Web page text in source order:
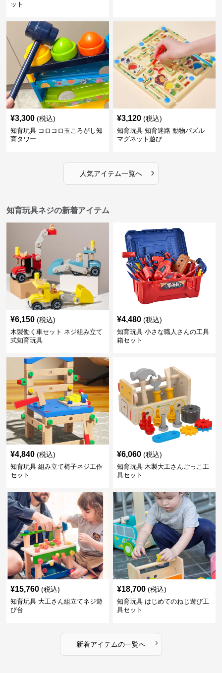
ット
¥3,300 (税込)
知育玩具 コロコロ玉ころがし知
育タワー
¥3,120 (税込)
知育玩具 知育迷路 動物パズル
マグネット遊び
人気アイテム一覧へ ›
知育玩具ネジの新着アイテム
¥6,150 (税込)
木製働く車セット ネジ組み立て
式知育玩具
¥4,480 (税込)
知育玩具 小さな職人さんの工具
箱セット
¥4,840 (税込)
知育玩具 組み立て椅子ネジ工作
セット
¥6,060 (税込)
知育玩具 木製大工さんごっこ工
具セット
¥15,760 (税込)
知育玩具 大工さん組立てネジ遊
び台
¥18,700 (税込)
知育玩具 はじめてのねじ遊び工
具セット
新着アイテムの一覧へ ›